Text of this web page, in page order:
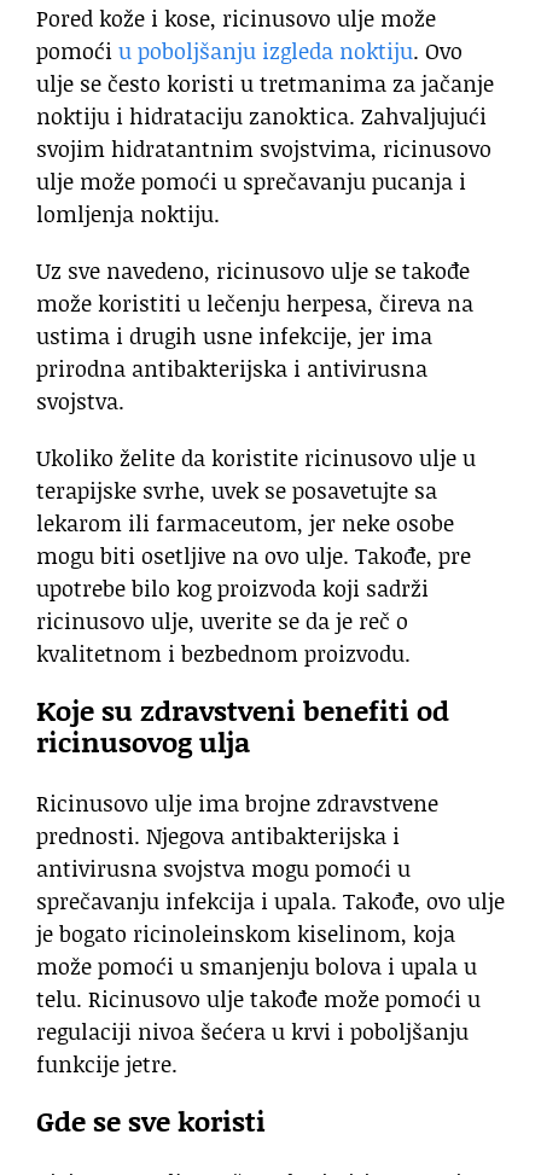
Pored kože i kose, ricinusovo ulje može
pomoćiu poboljšanju izgleda noktiju. Ovo
ulje se često koristi u tretmanima za jačanje
noktiju i hidrataciju zanoktica. Zahvaljujući
svojim hidratantnim svojstvima, ricinusovo
ulje može pomoći u sprečavanju pucanja i
lomljenja noktiju.
Uz sve navedeno, ricinusovo ulje se takođe
može koristiti u lečenju herpesa, čireva na
ustima i drugih usne infekcije, jer ima
prirodna antibakterijska i antivirusna
svojstva.
Ukoliko želite da koristite ricinusovo ulje u
terapijske svrhe, uvek se posavetujte sa
lekarom ili farmaceutom, jer neke osobe
mogu biti osetljive na ovo ulje. Takođe, pre
upotrebe bilo kog proizvoda koji sadrži
ricinusovo ulje, uverite se da je reč o
kvalitetnom i bezbednom proizvodu.
Koje su zdravstveni benefiti od
ricinusovog ulja
Ricinusovo ulje ima brojne zdravstvene
prednosti. Njegova antibakterijska i
antivirusna svojstva mogu pomoći u
sprečavanju infekcija i upala. Takođe, ovo ulje
je bogato ricinoleinskom kiselinom, koja
može pomoći u smanjenju bolova i upala u
telu. Ricinusovo ulje takođe može pomoći u
regulaciji nivoa šećera u krvi i poboljšanju
funkcije jetre.
Gde se sve koristi